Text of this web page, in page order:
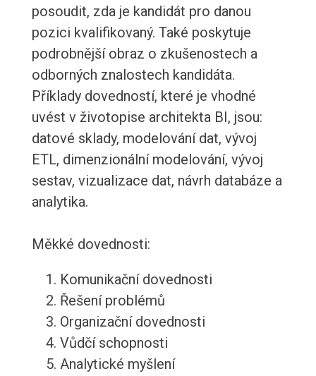
posoudit, zda je kandidát pro danou
pozici kvalifikovaný. Také poskytuje
podrobnější obraz o zkušenostech a
odborných znalostech kandidáta.
Příklady dovedností, které je vhodné
uvést v životopise architekta BI, jsou:
datové sklady, modelování dat, vývoj
ETL, dimenzionální modelování, vývoj
sestav, vizualizace dat, návrh databáze a
analytika.
Měkké dovednosti:
Komunikační dovednosti
Řešení problémů
Organizační dovednosti
Vůdčí schopnosti
Analytické myšlení